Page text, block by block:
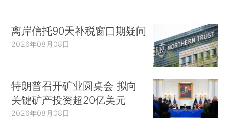
离岸信托90天补税窗口期疑问
2026年08月08日
特朗普召开矿业圆桌会 拟向
关键矿产投资超20亿美元
2026年08月08日